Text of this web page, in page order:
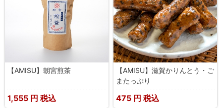
【AMISU】朝宮煎茶
1,555 円 税込
【AMISU】滋賀かりんとう・ご
またっぷり
475 円 税込